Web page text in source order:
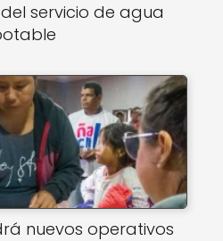
servicio de agua
nuevos operativos